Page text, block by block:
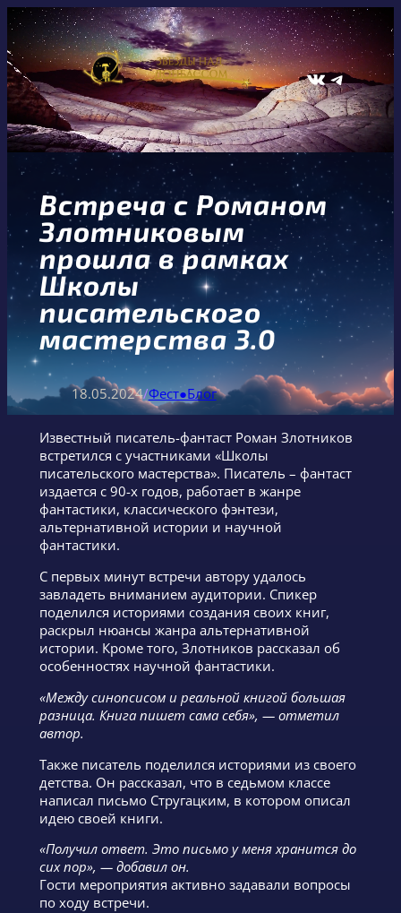
Перейти
к
содержимому
ВКонтакте Telegram
Встреча с Романом
Злотниковым
прошла в рамках
Школы
писательского
мастерства 3.0
18.05.2024/Фест●Блог
Известный писатель-фантаст Роман Злотников
встретился с участниками «Школы
писательского мастерства». Писатель – фантаст
издается с 90-х годов, работает в жанре
фантастики, классического фэнтези,
альтернативной истории и научной
фантастики.
С первых минут встречи автору удалось
завладеть вниманием аудитории. Спикер
поделился историями создания своих книг,
раскрыл нюансы жанра альтернативной
истории. Кроме того, Злотников рассказал об
особенностях научной фантастики.
«Между синопсисом и реальной книгой большая
разница. Книга пишет сама себя», — отметил
автор.
Также писатель поделился историями из своего
детства. Он рассказал, что в седьмом классе
написал письмо Стругацким, в котором описал
идею своей книги.
«Получил ответ. Это письмо у меня хранится до
сих пор», — добавил он.
Гости мероприятия активно задавали вопросы
по ходу встречи.